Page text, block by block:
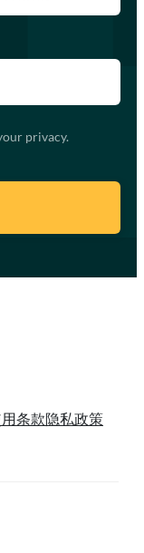
privacy.
条款隐私政策